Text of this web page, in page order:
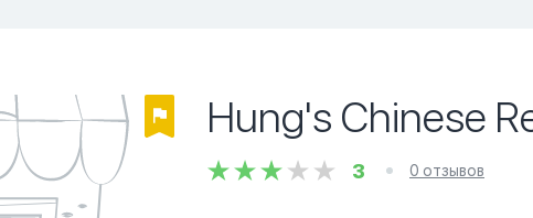
Hung's Chinese
3 0 отзывов